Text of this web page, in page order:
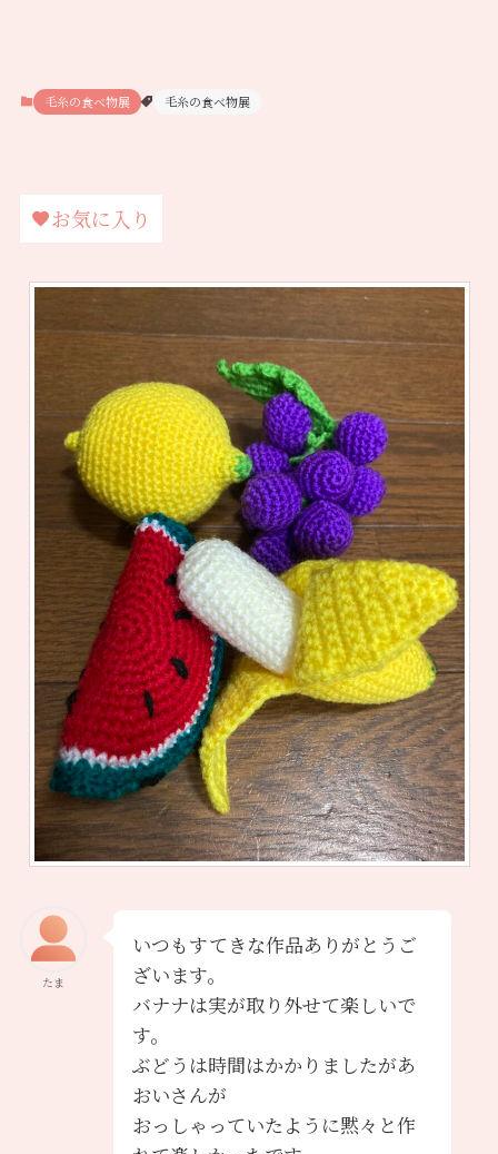
毛糸の食べ物展 毛糸の食べ物展
お気に入り
たま
いつもすてきな作品ありがとうご
ざいます。
バナナは実が取り外せて楽しいで
す。
ぶどうは時間はかかりましたがあ
おいさんが
おっしゃっていたように黙々と作